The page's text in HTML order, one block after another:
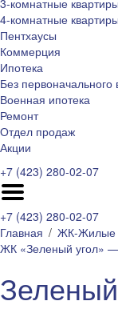
3-комнатные квартиры
4-комнатные квартиры
Пентхаусы
Коммерция
Ипотека
Без первоначального
Военная ипотека
Ремонт
Отдел продаж
Акции
+7 (423) 280-02-07
+7 (423) 280-02-07
Главная
ЖК-Жилые
ЖК «Зеленый угол»